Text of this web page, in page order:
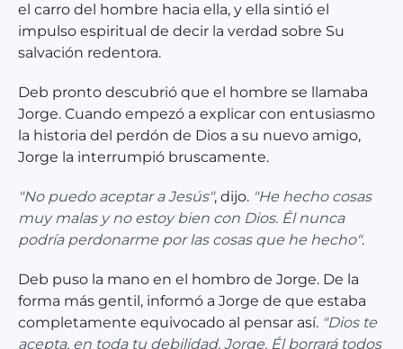
el carro del hombre hacia ella, y ella sintió el
impulso espiritual de decir la verdad sobre Su
salvación redentora.
Deb pronto descubrió que el hombre se llamaba
Jorge. Cuando empezó a explicar con entusiasmo
la historia del perdón de Dios a su nuevo amigo,
Jorge la interrumpió bruscamente.
"No puedo aceptar a Jesús", dijo. "He hecho cosas
muy malas y no estoy bien con Dios. Él nunca
podría perdonarme por las cosas que he hecho".
Deb puso la mano en el hombro de Jorge. De la
forma más gentil, informó a Jorge de que estaba
completamente equivocado al pensar así. "Dios te
acepta, en toda tu debilidad, Jorge. Él borrará todos